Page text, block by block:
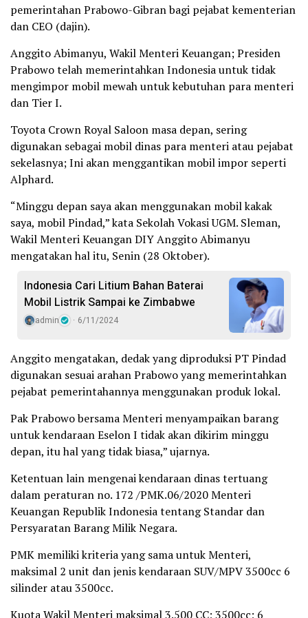
pemerintahan Prabowo-Gibran bagi pejabat kementerian
dan CEO (dajin).
Anggito Abimanyu, Wakil Menteri Keuangan; Presiden
Prabowo telah memerintahkan Indonesia untuk tidak
mengimpor mobil mewah untuk kebutuhan para menteri
dan Tier I.
Toyota Crown Royal Saloon masa depan, sering
digunakan sebagai mobil dinas para menteri atau pejabat
sekelasnya; Ini akan menggantikan mobil impor seperti
Alphard.
“Minggu depan saya akan menggunakan mobil kakak
saya, mobil Pindad,” kata Sekolah Vokasi UGM. Sleman,
Wakil Menteri Keuangan DIY Anggito Abimanyu
mengatakan hal itu, Senin (28 Oktober).
Indonesia Cari Litium Bahan Baterai
Mobil Listrik Sampai ke Zimbabwe
admin 6/11/2024
Anggito mengatakan, dedak yang diproduksi PT Pindad
digunakan sesuai arahan Prabowo yang memerintahkan
pejabat pemerintahannya menggunakan produk lokal.
Pak Prabowo bersama Menteri menyampaikan barang
untuk kendaraan Eselon I tidak akan dikirim minggu
depan, itu hal yang tidak biasa,” ujarnya.
Ketentuan lain mengenai kendaraan dinas tertuang
dalam peraturan no. 172 /PMK.06/2020 Menteri
Keuangan Republik Indonesia tentang Standar dan
Persyaratan Barang Milik Negara.
PMK memiliki kriteria yang sama untuk Menteri,
maksimal 2 unit dan jenis kendaraan SUV/MPV 3500cc 6
silinder atau 3500cc.
Kuota Wakil Menteri maksimal 3.500 CC; 3500cc; 6